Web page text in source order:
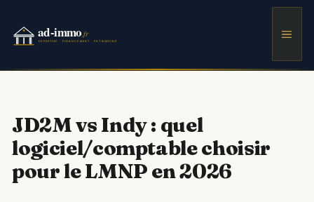
contenu
JD2M vs Indy : quel
logiciel/comptable choisir
pour le LMNP en 2026